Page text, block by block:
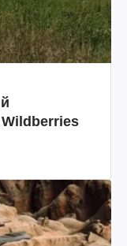
Wildberries